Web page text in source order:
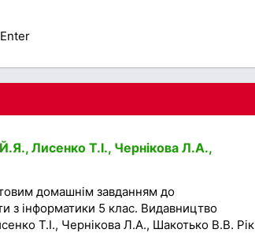
Лисенко Т.І., Чернікова Л.А.,
домашнім завданням до
з інформатики 5 клас. Видавництво
Т.І., Чернікова Л.А., Шакотько В.В. Рік